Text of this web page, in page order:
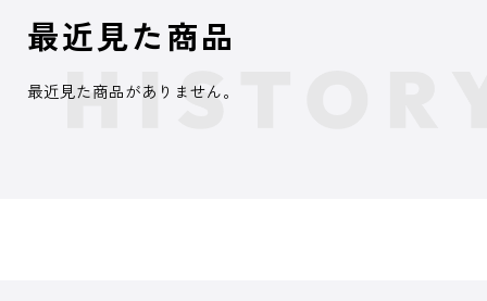
最近見た商品
最近見た商品がありません。